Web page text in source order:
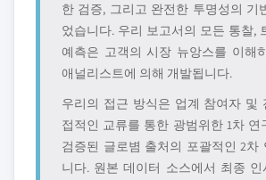
한 검증, 그리고 완전한 투명성의 기
었습니다. 우리 보고서의 모든 통찰,
예측은 고객의 시장 뉴앙스를 이해
애널리스트에 의해 개발됩니다.
우리의 접근 방식은 업계 참여자 및
접적인 교류를 통한 광범위한 1차 연
검증된 글로볌 출처의 포괄적인 2차
니다. 원본 데이터 소스에서 최종